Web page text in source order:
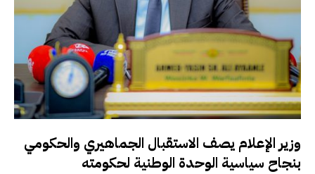
وزير الإعلام يصف الاستقبال الجماهيري والحكومي
بنجاح سياسية الوحدة الوطنية لحكومته